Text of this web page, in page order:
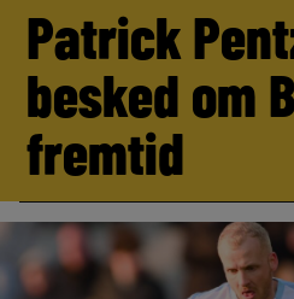
Patrick
besked om
fremtid